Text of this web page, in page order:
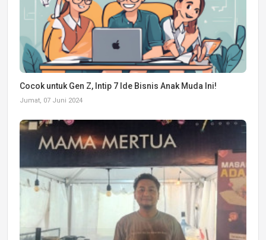
Cocok untuk Gen Z, Intip 7 Ide Bisnis Anak Muda Ini!
Jumat, 07 Juni 2024